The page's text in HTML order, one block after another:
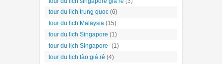
tour du lich trung quoc (6)
tour du lịch Malaysia (15)
tour du lịch Singapore (1)
tour du lịch Singapore- (1)
tour du lịch lào giá rẻ (4)